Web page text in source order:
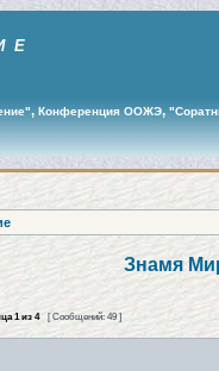
Е
, Конференция ООЖЭ,
Знамя
1из 4 [ Сообщений: 49 ]